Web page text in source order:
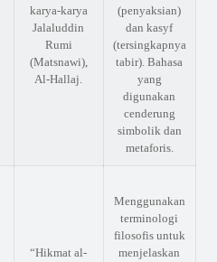
karya-karya
Jalaluddin
Rumi
(Matsnawi),
Al-Hallaj.
(penyaksian)
dan kasyf
(tersingkapnya
tabir). Bahasa
yang
digunakan
cenderung
simbolik dan
metaforis.
“Hikmat al-
Menggunakan
terminologi
filosofis untuk
menjelaskan